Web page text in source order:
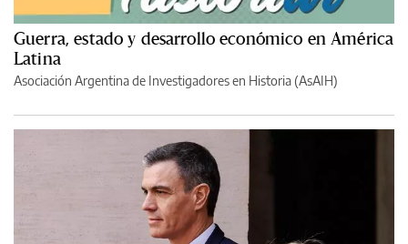
Guerra, estado y desarrollo económico en América
Latina
Asociación Argentina de Investigadores en Historia (AsAIH)